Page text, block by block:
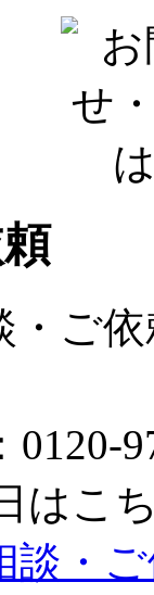
・ご
はこ
談・